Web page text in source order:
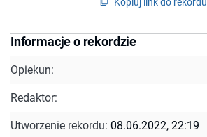
Informacje o rekordzie
Opiekun:
Redaktor:
Utworzenie rekordu: 08.06.2022, 22:19